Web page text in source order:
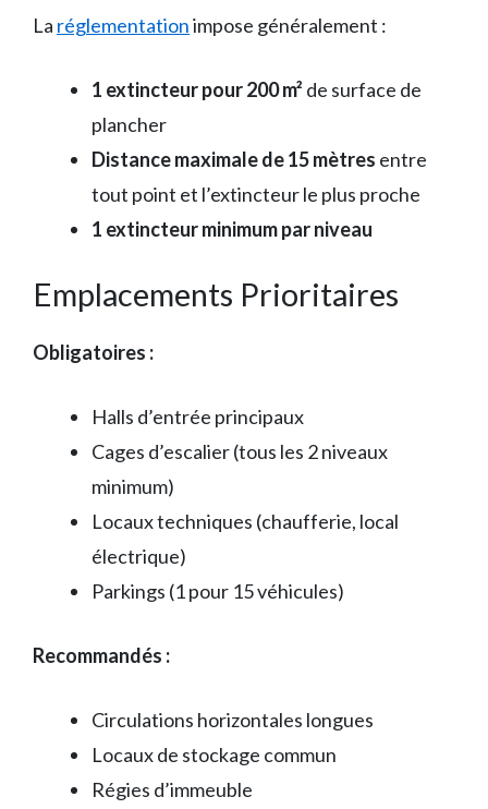
La réglementationimpose généralement :
1 extincteur pour 200 m² de surface de
plancher
Distance maximale de 15 mètres entre
tout point et l’extincteur le plus proche
1 extincteur minimum par niveau
Emplacements Prioritaires
Obligatoires :
Halls d’entrée principaux
Cages d’escalier (tous les 2 niveaux
minimum)
Locaux techniques (chaufferie, local
électrique)
Parkings (1 pour 15 véhicules)
Recommandés :
Circulations horizontales longues
Locaux de stockage commun
Régies d’immeuble